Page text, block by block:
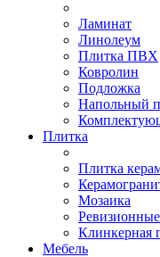
Ламинат
Линолеум
Плитка ПВХ
Ковролин
Подложка
Напольный
Плитка
Плитка
Мозаика
Клинкерная
Мебель